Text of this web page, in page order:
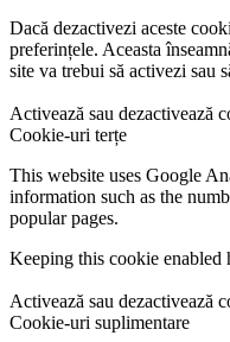
Dacă dezactivezi aceste
preferințele. Aceasta
site va trebui să activezi sau
Activează sau dezactivează
Cookie-uri terțe
This website uses Google
information such as the
popular pages.
Keeping this cookie enabled
Activează sau dezactivează
Cookie-uri suplimentare